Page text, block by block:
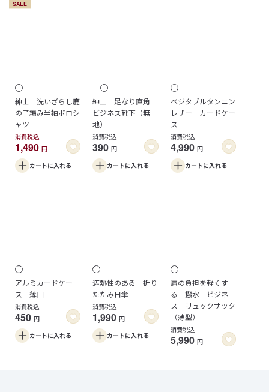
SALE
紳士 洗いざらし鹿
の子編み半袖ポロシ
ャツ
消費税込
1,490 円
カートに入れる
紳士 足なり直角
ビジネス靴下（無
地）
消費税込
390 円
カートに入れる
ベジタブルタンニン
レザー カードケー
ス
消費税込
4,990 円
カートに入れる
アルミカードケー
ス 薄口
消費税込
450 円
カートに入れる
遮熱性のある 折り
たたみ日傘
消費税込
1,990 円
カートに入れる
肩の負担を軽くす
る 撥水 ビジネ
ス リュックサック
（薄型）
消費税込
5,990 円